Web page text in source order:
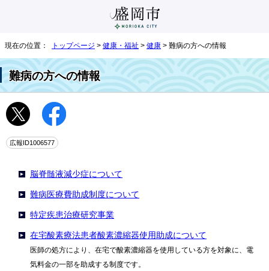
現在の位置： トップページ > 健康・福祉 > 健康 > 難病の方への情報
難病の方への情報
広報ID1006577
脳脊髄液減少症について
難病医療費助成制度について
特定疾患治療研究事業
在宅酸素療法患者酸素濃縮器使用助成について
医師の処方により、在宅で酸素濃縮器を使用している方を対象に、電
気料金の一部を助成する制度です。